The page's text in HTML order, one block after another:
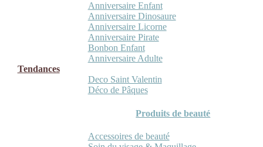
Anniversaire Enfant
Anniversaire Dinosaure
Anniversaire Licorne
Anniversaire Pirate
Bonbon Enfant
Anniversaire Adulte
Tendances
Deco Saint Valentin
Déco de Pâques
Produits de beauté
Accessoires de beauté